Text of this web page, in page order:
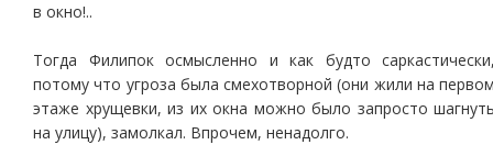
в окно!..
Тогда Филипок осмысленно и как будто
потому что угроза была смехотворной (они жили на
этаже хрущевки, из их окна можно было запросто
на улицу), замолкал. Впрочем, ненадолго.